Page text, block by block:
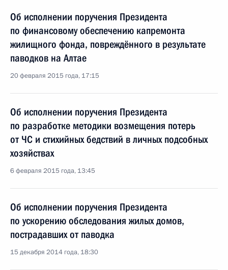
Об исполнении поручения Президента
по финансовому обеспечению капремонта
жилищного фонда, повреждённого в результате
паводков на Алтае
20 февраля 2015 года, 17:15
Об исполнении поручения Президента
по разработке методики возмещения потерь
от ЧС и стихийных бедствий в личных подсобных
хозяйствах
6 февраля 2015 года, 13:45
Об исполнении поручения Президента
по ускорению обследования жилых домов,
пострадавших от паводка
15 декабря 2014 года, 18:30